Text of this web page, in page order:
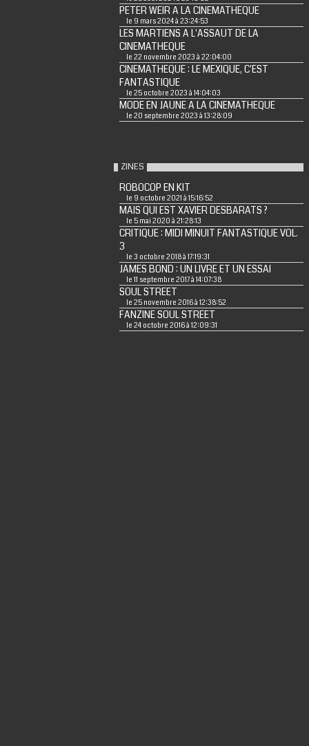
PETER WEIR A LA CINEMATHEQUE
le 9 mars 2024 à 23:24:53
LES MARTIENS A L'ASSAUT DE LA
CINEMATHEQUE
le 22 novembre 2023 à 22:04:00
CINEMATHEQUE : LE MEXIQUE, C'EST
FANTASTIQUE
le 25 octobre 2023 à 14:04:03
MODE EN JAUNE A LA CINEMATHEQUE
le 20 septembre 2023 à 13:28:09
ZINES
ROBOCOP EN KIT
le 9 octobre 2021 à 15:16:52
MAIS QUI EST XAVIER DESBARATS ?
le 5 mai 2020 à 21:28:13
CRITIQUE : MIDI MINUIT FANTASTIQUE VOL.
3
le 3 octobre 2018 à 17:19:31
JAMES BOND : UN LIVRE ET UN ESSAI
le 11 septembre 2017 à 14:07:38
SOUL STREET
le 25 novembre 2016 à 12:38:52
FANZINE SOUL STREET
le 24 octobre 2016 à 12:09:31